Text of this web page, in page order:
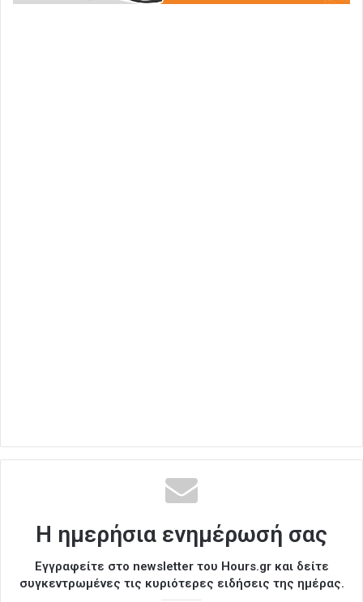
Η ημερήσια ενημέρωσή σας
Εγγραφείτε στο newsletter του Hours.gr και δείτε
συγκεντρωμένες τις κυριότερες ειδήσεις της ημέρας.